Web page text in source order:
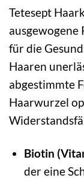
Tetesept
für die
Haaren
abgestimmte
Haarwurzel
Biotin
der eine